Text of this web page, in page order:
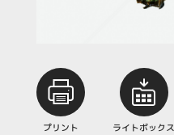
プリント ライトボックス